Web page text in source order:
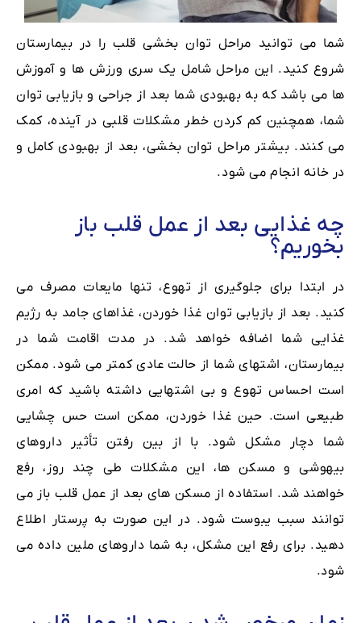
شما می توانید مراحل توان بخشی قلب را در بیمارستان
شروع کنید. این مراحل شامل یک سری ورزش ها و آموزش
ها می باشد که به بهبودی شما بعد از جراحی و بازیابی توان
شما، همچنین کم کردن خطر مشکلات قلبی در آینده، کمک
می کنند. بیشتر مراحل توان بخشی، بعد از بهبودی کامل و
در خانه انجام می شود.
چه غذایی بعد از عمل قلب باز
بخوریم؟
در ابتدا برای جلوگیری از تهوع، تنها مایعات مصرف می
کنید. بعد از بازیابی توان غذا خوردن، غذاهای جامد به رژیم
غذایی شما اضافه خواهد شد. در مدت اقامت شما در
بیمارستان، اشتهای شما از حالت عادی کمتر می شود. ممکن
است احساس تهوع و بی اشتهایی داشته باشید که امری
طبیعی است. حین غذا خوردن، ممکن است حس چشایی
شما دچار مشکل شود. با از بین رفتن تأثیر داروهای
بیهوشی و مسکن ها، این مشکلات طی چند روز، رفع
خواهند شد. استفاده از مسکن های بعد از عمل قلب باز می
توانند سبب یبوست شود. در این صورت به پرستار اطلاع
دهید. برای رفع این مشکل، به شما داروهای ملین داده می
شود.